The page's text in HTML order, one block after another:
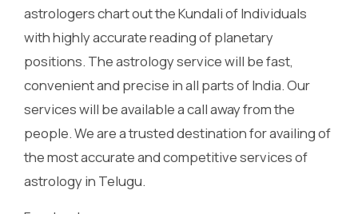
astrologers chart out the Kundali of Individuals
with highly accurate reading of planetary
positions. The astrology service will be fast,
convenient and precise in all parts of India. Our
services will be available a call away from the
people. We are a trusted destination for availing of
the most accurate and competitive services of
astrology in Telugu.